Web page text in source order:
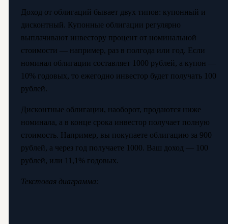
Доход от облигаций бывает двух типов: купонный и
дисконтный. Купонные облигации регулярно
выплачивают инвестору процент от номинальной
стоимости — например, раз в полгода или год. Если
номинал облигации составляет 1000 рублей, а купон —
10% годовых, то ежегодно инвестор будет получать 100
рублей.
Дисконтные облигации, наоборот, продаются ниже
номинала, а в конце срока инвестор получает полную
стоимость. Например, вы покупаете облигацию за 900
рублей, а через год получаете 1000. Ваш доход — 100
рублей, или 11,1% годовых.
Текстовая диаграмма: